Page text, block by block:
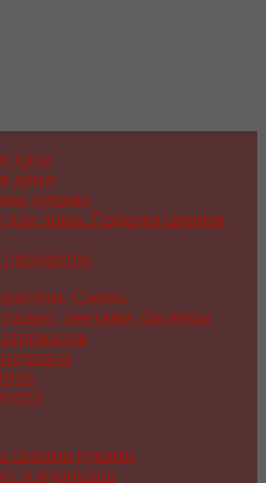
дачи
дома
руками
для дома. Поделки своими
Схемы
лентами, бисером
своими руками
и журналов